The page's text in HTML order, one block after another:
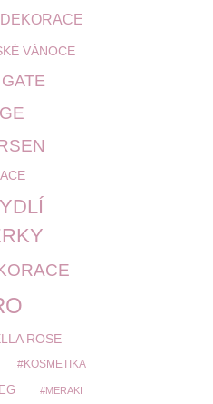
DEKORACE
VÁNOCE
ROSE
KOSMETIKA
MERAKI